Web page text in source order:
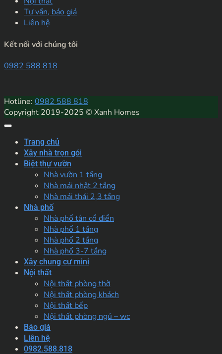
Tư vấn, báo giá
Liên hệ
Kết nối với chúng tôi
0982 588 818
Hotline: 0982 588 818
Copyright 2019-2025 © Xanh Homes
Trang chủ
Xây nhà trọn gói
Biệt thự vườn
Nhà vườn 1 tầng
Nhà mái nhật 2 tầng
Nhà mái thái 2,3 tầng
Nhà phố
Nhà phố tân cổ điển
Nhà phố 1 tầng
Nhà phố 2 tầng
Nhà phố 3-7 tầng
Xây chung cư mini
Nội thất
Nội thất phòng thờ
Nội thất phòng khách
Nội thất bếp
Nội thất phòng ngủ – wc
Báo giá
Liên hệ
0982.588.818